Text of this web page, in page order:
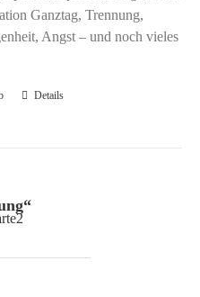
Ganztag, Trennung,
Angst – und noch vieles
Details